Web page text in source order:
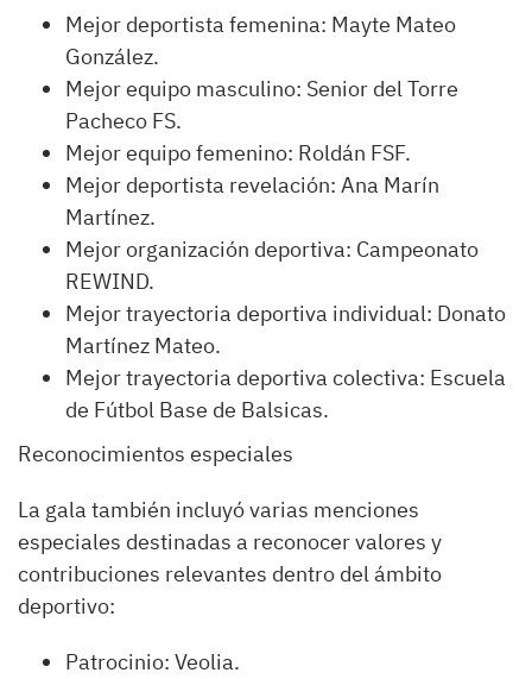
Mejor deportista femenina: Mayte Mateo
González.
Mejor equipo masculino: Senior del Torre
Pacheco FS.
Mejor equipo femenino: Roldán FSF.
Mejor deportista revelación: Ana Marín
Martínez.
Mejor organización deportiva: Campeonato
REWIND.
Mejor trayectoria deportiva individual: Donato
Martínez Mateo.
Mejor trayectoria deportiva colectiva: Escuela
de Fútbol Base de Balsicas.
Reconocimientos especiales
La gala también incluyó varias menciones
especiales destinadas a reconocer valores y
contribuciones relevantes dentro del ámbito
deportivo:
Patrocinio: Veolia.